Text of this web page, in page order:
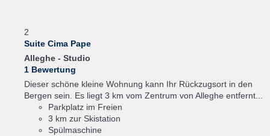
2
Suite Cima Pape
Alleghe - Studio
1 Bewertung
Dieser schöne kleine Wohnung kann Ihr Rückzugsort in den
Bergen sein. Es liegt 3 km vom Zentrum von Alleghe entfernt...
Parkplatz im Freien
3 km zur Skistation
Spülmaschine